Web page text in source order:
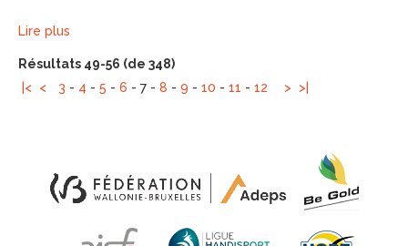
Lire plus
Résultats 49-56 (de 348)
|<
< 3 - 4 - 5 - 6 - 7 - 8 - 9 - 10 - 11 - 12 > >|